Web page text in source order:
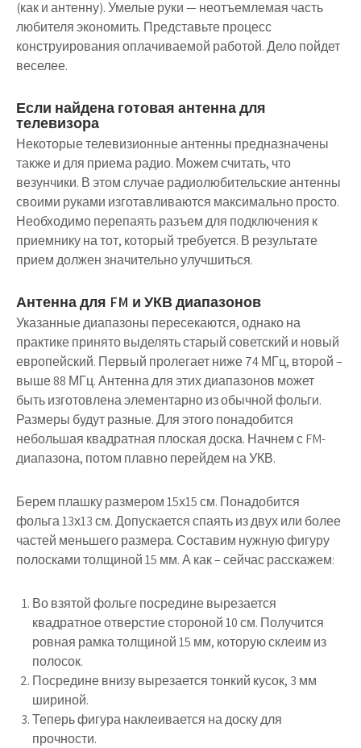
(как и антенну). Умелые руки — неотъемлемая часть
любителя экономить. Представьте процесс
конструирования оплачиваемой работой. Дело пойдет
веселее.
Если найдена готовая антенна для
телевизора
Некоторые телевизионные антенны предназначены
также и для приема радио. Можем считать, что
везунчики. В этом случае радиолюбительские антенны
своими руками изготавливаются максимально просто.
Необходимо перепаять разъем для подключения к
приемнику на тот, который требуется. В результате
прием должен значительно улучшиться.
Антенна для FM и УКВ диапазонов
Указанные диапазоны пересекаются, однако на
практике принято выделять старый советский и новый
европейский. Первый пролегает ниже 74 МГц, второй –
выше 88 МГц. Антенна для этих диапазонов может
быть изготовлена элементарно из обычной фольги.
Размеры будут разные. Для этого понадобится
небольшая квадратная плоская доска. Начнем с FM-
диапазона, потом плавно перейдем на УКВ.
Берем плашку размером 15х15 см. Понадобится
фольга 13х13 см. Допускается спаять из двух или более
частей меньшего размера. Составим нужную фигуру
полосками толщиной 15 мм. А как – сейчас расскажем:
Во взятой фольге посредине вырезается
квадратное отверстие стороной 10 см. Получится
ровная рамка толщиной 15 мм, которую склеим из
полосок.
Посредине внизу вырезается тонкий кусок, 3 мм
шириной.
Теперь фигура наклеивается на доску для
прочности.